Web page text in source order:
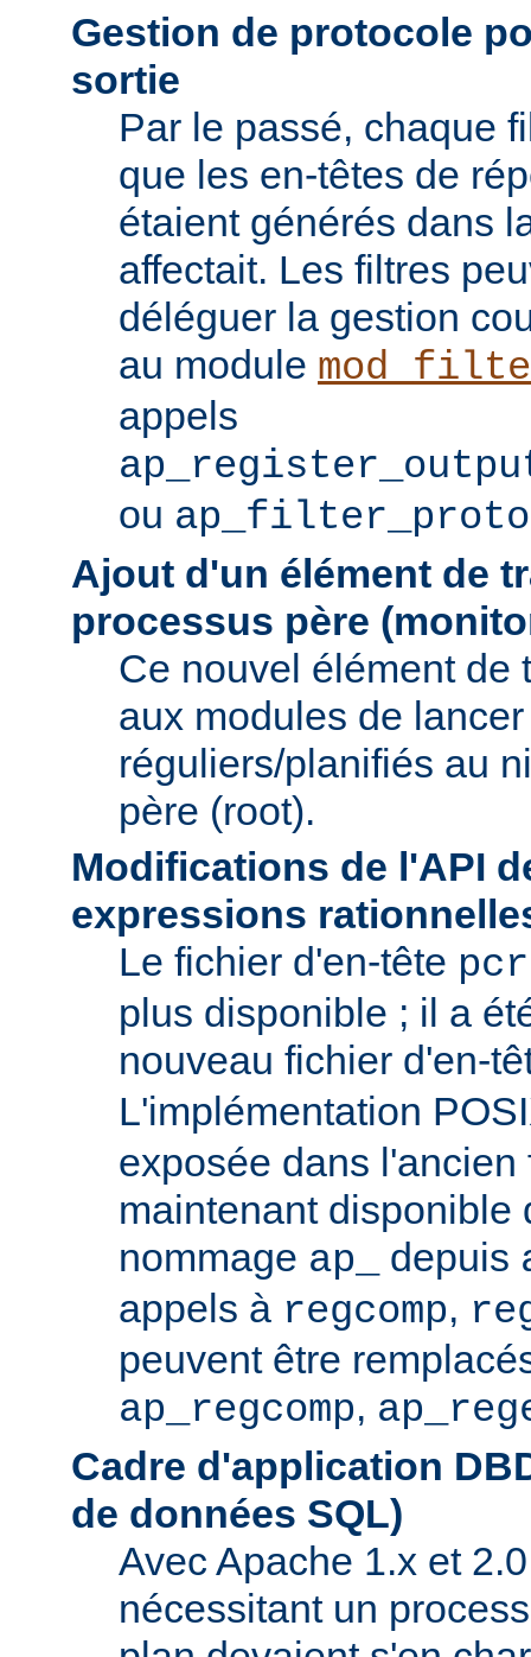
Gestion de protocole
sortie
Par le passé, chaque
que les en-têtes de
étaient générés dans
affectait. Les filtres
déléguer la gestion
au module
appels
ou
Ajout d'un élément de
processus père
Ce nouvel élément de
aux modules de
réguliers/planifiés au
père (root).
Modifications de l'API
expressions
Le fichier d'en-tête
plus disponible ; il a
nouveau fichier d'en-
L'implémentation
exposée dans
maintenant disponible
nommage ap_ depuis
appels à regcomp,
peuvent être
ap_regcomp,
Cadre d'application
de données SQL)
Avec Apache 1.x et
nécessitant un